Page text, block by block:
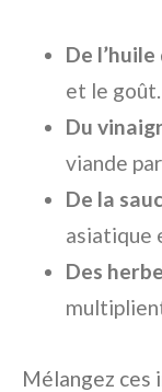
De l’huile
et le goût.
Du
viande
De la
asiatique
Des
Mélangez ces